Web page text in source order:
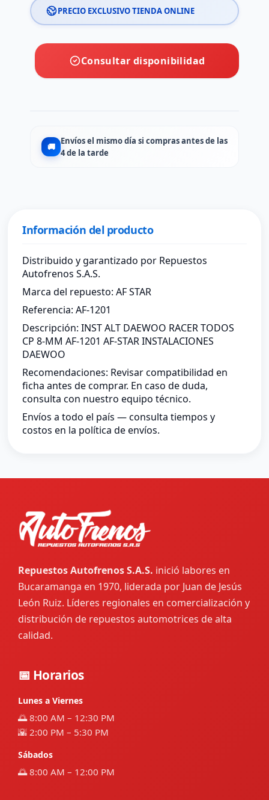
PRECIO EXCLUSIVO TIENDA ONLINE
Consultar disponibilidad
🚚
Envíos el mismo día si compras antes de las
4 de la tarde
Información del producto
Distribuido y garantizado por Repuestos
Autofrenos S.A.S.
Marca del repuesto: AF STAR
Referencia: AF-1201
Descripción: INST ALT DAEWOO RACER TODOS
CP 8-MM AF-1201 AF-STAR INSTALACIONES
DAEWOO
Recomendaciones: Revisar compatibilidad en
ficha antes de comprar. En caso de duda,
consulta con nuestro equipo técnico.
Envíos a todo el país — consulta tiempos y
costos en la política de envíos.
Repuestos Autofrenos S.A.S. inició labores en
Bucaramanga en 1970, liderada por Juan de Jesús
León Ruiz. Líderes regionales en comercialización y
distribución de repuestos automotrices de alta
calidad.
📅 Horarios
Lunes a Viernes
🌅 8:00 AM – 12:30 PM
🌇 2:00 PM – 5:30 PM
Sábados
🌅 8:00 AM – 12:00 PM